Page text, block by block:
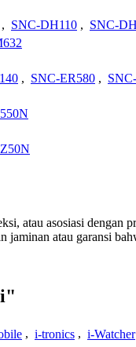
, SNC-DH110 , SNC-
, SNC-ER580 ,
atau asosiasi dengan
jaminan atau garansi
, i-tronics , i-Watcher